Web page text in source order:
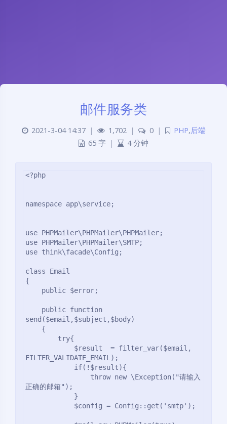
邮件服务类
2021-3-04 14:37 | 1,702 | 0 | PHP,后端
65 字 | 4 分钟
<?php
namespace app\service;
use PHPMailer\PHPMailer\PHPMailer;
use PHPMailer\PHPMailer\SMTP;
use think\facade\Config;
class Email
{
send($email,$subject,$body)
FILTER_VALIDATE_EMAIL);
正确的邮箱");